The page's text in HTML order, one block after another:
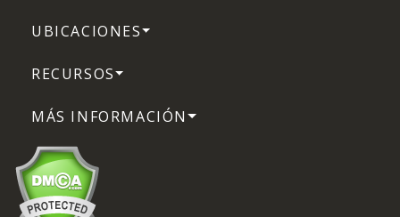
UBICACIONES
RECURSOS
MÁS INFORMACIÓN